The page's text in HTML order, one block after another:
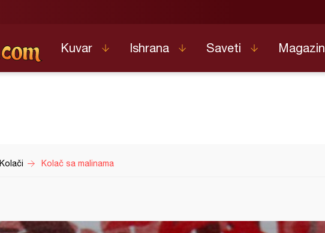
Kuvar Ishrana Saveti Magazin
Kolači Kolač sa malinama